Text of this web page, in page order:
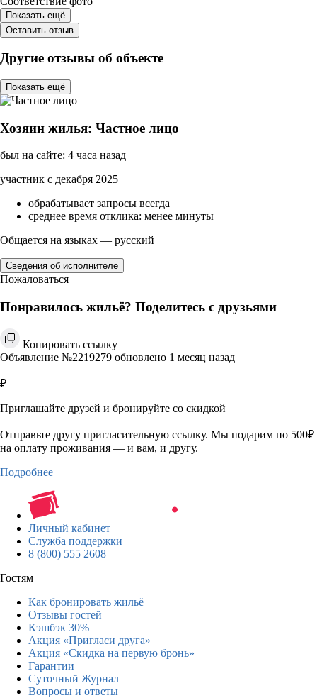
Показать ещё
Оставить отзыв
Другие отзывы об объекте
Показать ещё
Хозяин жилья: Частное лицо
был на сайте: 4 часа назад
участник с декабря 2025
обрабатывает запросы всегда
среднее время отклика: менее минуты
Общается на языках — русский
Сведения об исполнителе
Пожаловаться
Понравилось жильё? Поделитесь с друзьями
Копировать ссылку
Объявление №2219279 обновлено 1 месяц назад
₽
Приглашайте друзей и бронируйте со скидкой
Отправьте другу пригласительную ссылку. Мы подарим по 500₽
на оплату проживания — и вам, и другу.
Подробнее
Личный кабинет
Служба поддержки
8 (800) 555 2608
Гостям
Как бронировать жильё
Отзывы гостей
Кэшбэк 30%
Акция «Пригласи друга»
Акция «Скидка на первую бронь»
Гарантии
Суточный Журнал
Вопросы и ответы